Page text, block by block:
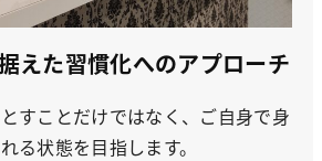
えた習慣化へのアプローチ
すことだけではなく、ご自身で身
る状態を目指します。